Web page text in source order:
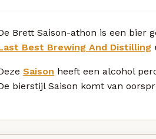
Brett Saison-athon is een bier
Best Brewing And Distilling
Saison heeft een alcohol
bierstijl Saison komt van